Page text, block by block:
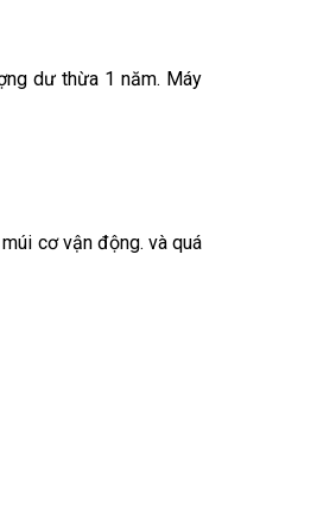
dư thừa 1 năm. Máy
cơ vận động. và quá